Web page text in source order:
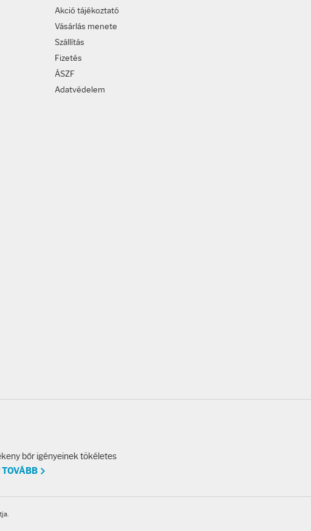
Akció tájékoztató
Vásárlás menete
Szállítás
Fizetés
ÁSZF
Adatvédelem
bőr igényeinek tökéletes
TOVÁBB